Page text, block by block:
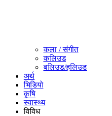
कला / संगीत​
कलिउड
बलिउड/हलिउड
अर्थ
भिडियो
कृषि
स्वास्थ्य
विविध